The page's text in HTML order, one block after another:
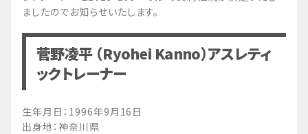
ましたのでお知らせいたします。
菅野凌平 （Ryohei Kanno）アスレティ
ックトレーナー
生年月日：1996年9月16日
出身地：神奈川県